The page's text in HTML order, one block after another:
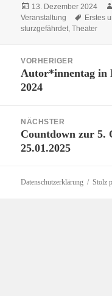
Veröffentlicht
am
13. Dezember 2024
Veranstaltung
Erstes
sturzgefährdet,Theater
VORHERIGER
Vorheriger
Beitrag:
Autor*innentag in
2024
NÄCHSTER
Nächster
Beitrag:
Countdown zur 5.
25.01.2025
Datenschutzerklärung Stolz